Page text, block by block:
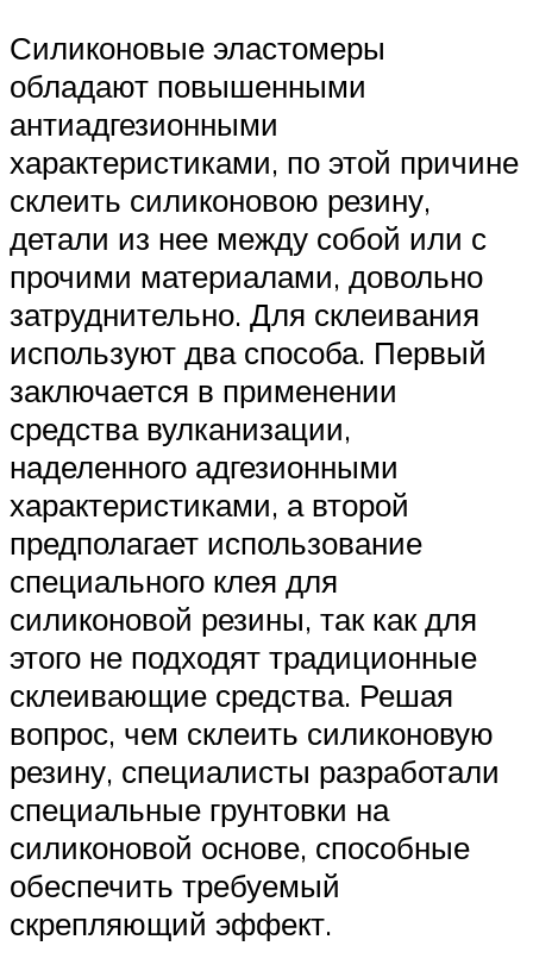
Силиконовые эластомеры
обладают повышенными
антиадгезионными
характеристиками, по этой причине
склеить силиконовою резину,
детали из нее между собой или с
прочими материалами, довольно
затруднительно. Для склеивания
используют два способа. Первый
заключается в применении
средства вулканизации,
наделенного адгезионными
характеристиками, а второй
предполагает использование
специального клея для
силиконовой резины, так как для
этого не подходят традиционные
склеивающие средства. Решая
вопрос, чем склеить силиконовую
резину, специалисты разработали
специальные грунтовки на
силиконовой основе, способные
обеспечить требуемый
скрепляющий эффект.